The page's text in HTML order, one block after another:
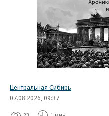
Центральная Сибирь
07.08.2026, 09:37